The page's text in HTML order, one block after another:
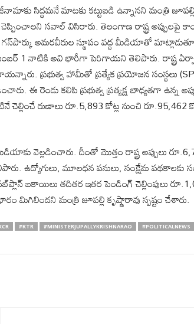
సిద్ధమనే మాటకు కట్టుబడి ఉన్నానని మంత్రి
సవాల్ విసిరారు. తెలంగాణ రాష్ట్ర అప్పులపై
అమరవీరుల స్థూపం వద్ద మీడియాతో
1 నాటికి అవి భారీగా పెరిగాయని తెలిపారు. రాష్ట్ర
ప్రభుత్వ హామీతో ప్రత్యేక ప్రయోజన సంస్థలు
ఈ రెండు కలిపి ప్రభుత్వ ప్రత్యక్ష బాధ్యతగా ఉన్న
రుణాలు రూ.5,893 కోట్ల నుంచి
వెల్లడించారు. దీంతో మొత్తం రాష్ట్ర అప్పులు
ఉద్యోగులు, మూలధన పనులు, సంక్షేమ పథకాలకు
బకాయిలు తదితర ఇతర పెండింగ్ చెల్లింపులు
మిగిలిందని మంత్రి జూపల్లి కృష్ణారావు స్పష్టం చేశారు.
#KTR #MINISTERJUPALLYKRISHNARAO #POLITICALNEWS